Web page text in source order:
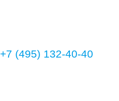
+7 (495) 132-40-40